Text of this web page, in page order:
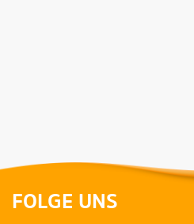
FOLGE UNS